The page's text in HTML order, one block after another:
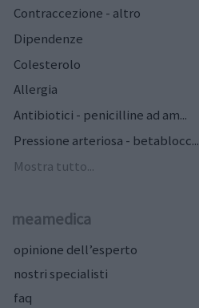
Contraccezione - altro
Dipendenze
Colesterolo
Allergia
Antibiotici - penicilline ad am...
Pressione arteriosa - betablocc...
Mostra tutto...
meamedica
opinione dell’esperto
nostri specialisti
faq